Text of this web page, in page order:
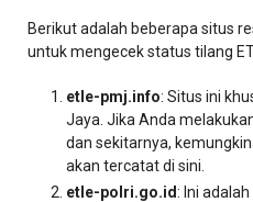
Berikut adalah beberapa situs
untuk mengecek status tilang
etle-pmj.info: Situs ini
Jaya. Jika Anda
dan sekitarnya,
akan tercatat di sini.
etle-polri.go.id: Ini adalah